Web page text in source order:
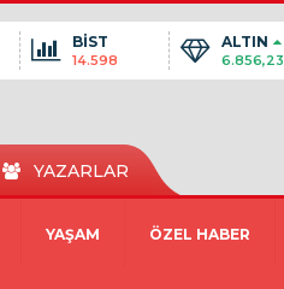
BİST
14.598
ALTIN
6.856,23
YAZARLAR
YAŞAM ÖZEL HABER